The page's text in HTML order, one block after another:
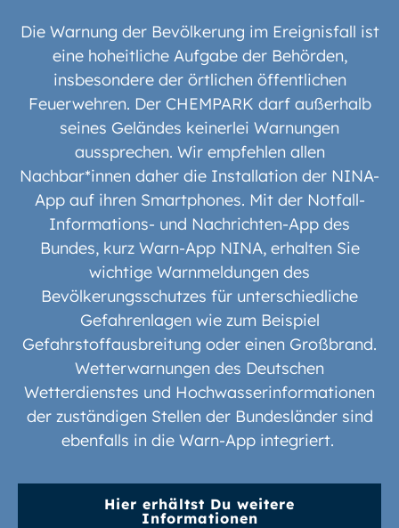
Die Warnung der Bevölkerung im Ereignisfall ist
eine hoheitliche Aufgabe der Behörden,
insbesondere der örtlichen öffentlichen
Feuerwehren. Der CHEMPARK darf außerhalb
seines Geländes keinerlei Warnungen
aussprechen. Wir empfehlen allen
Nachbar*innen daher die Installation der NINA-
App auf ihren Smartphones. Mit der Notfall-
Informations- und Nachrichten-App des
Bundes, kurz Warn-App NINA, erhalten Sie
wichtige Warnmeldungen des
Bevölkerungsschutzes für unterschiedliche
Gefahrenlagen wie zum Beispiel
Gefahrstoffausbreitung oder einen Großbrand.
Wetterwarnungen des Deutschen
Wetterdienstes und Hochwasserinformationen
der zuständigen Stellen der Bundesländer sind
ebenfalls in die Warn-App integriert.
Hier erhältst Du weitere
Informationen